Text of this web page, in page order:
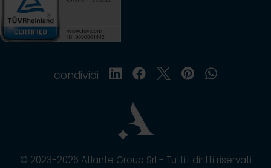
condividi
© 2023-2026 Atlante Group Srl - Tutti i diritti riservati